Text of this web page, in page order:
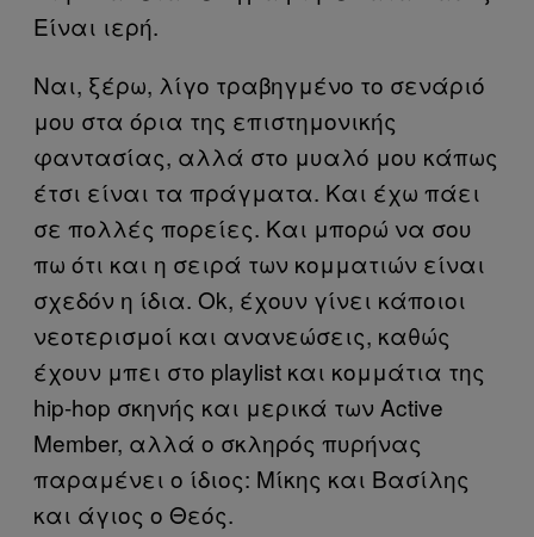
Είναι ιερή.
Ναι, ξέρω, λίγο τραβηγμένο το σενάριό
μου στα όρια της επιστημονικής
φαντασίας, αλλά στο μυαλό μου κάπως
έτσι είναι τα πράγματα. Και έχω πάει
σε πολλές πορείες. Και μπορώ να σου
πω ότι και η σειρά των κομματιών είναι
σχεδόν η ίδια. Ok, έχουν γίνει κάποιοι
νεοτερισμοί και ανανεώσεις, καθώς
έχουν μπει στο playlist και κομμάτια της
hip-hop σκηνής και μερικά των Active
Member, αλλά ο σκληρός πυρήνας
παραμένει ο ίδιος: Μίκης και Βασίλης
και άγιος ο Θεός.